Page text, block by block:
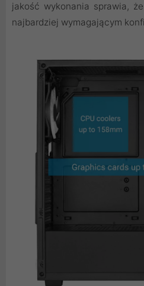
jakość wykonania sprawia,
najbardziej wymagającym